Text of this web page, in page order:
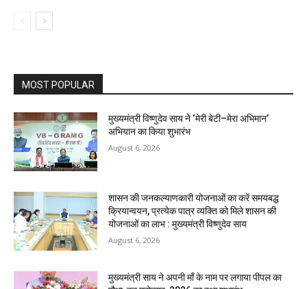
MOST POPULAR
मुख्यमंत्री विष्णुदेव साय ने ‘मेरी बेटी–मेरा अभिमान’
अभियान का किया शुभारंभ
August 6, 2026
शासन की जनकल्याणकारी योजनाओं का करें समयबद्ध
क्रियान्वयन, प्रत्येक पात्र व्यक्ति को मिले शासन की
योजनाओं का लाभ : मुख्यमंत्री विष्णुदेव साय
August 6, 2026
मुख्यमंत्री साय ने अपनी माँ के नाम पर लगाया पीपल का